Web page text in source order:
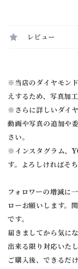
レビュー
※当店のダイヤモン
えするため、写真加
※ さらに詳しいダイ
動画や写真の追加や
さい。
※ インスタグラム、
す。よろしければそ
フォロワーの増減に
ローお願いします。
です。
届きましてから気に
出来る限り対応いたし
ご購入後、できるだ